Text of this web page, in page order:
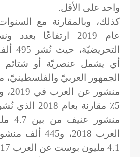
واحد على الأقل.
كذلك، وبالمقارنة مع
عام 2019 ارتفاعًا
أي يشمل عنصريّة أو
العرب 2018،
4.1 مليون بوست عن العرب 2017.